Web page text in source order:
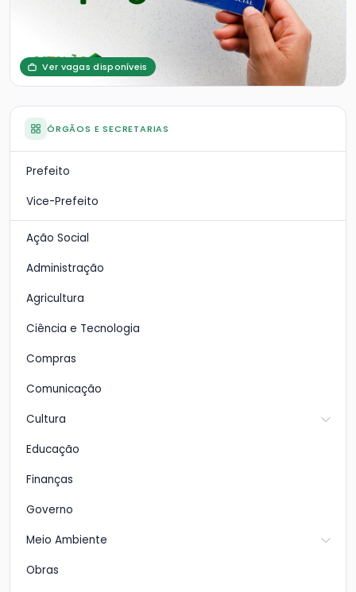
Ver vagas disponíveis
ÓRGÃOS E SECRETARIAS
Prefeito
Vice-Prefeito
Ação Social
Administração
Agricultura
Ciência e Tecnologia
Compras
Comunicação
Cultura
Educação
Finanças
Governo
Meio Ambiente
Obras